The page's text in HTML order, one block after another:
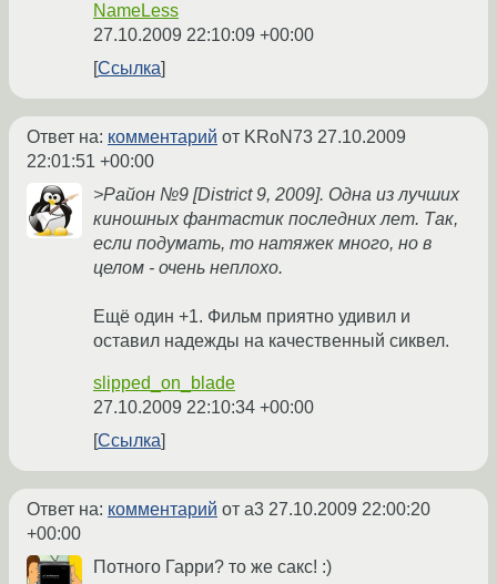
NameLess
27.10.2009 22:10:09 +00:00
Ссылка
Ответ на: комментарий от KRoN73 27.10.2009
22:01:51 +00:00
>Район №9 [District 9, 2009]. Одна из лучших
киношных фантастик последних лет. Так,
если подумать, то натяжек много, но в
целом - очень неплохо.
Ещё один +1. Фильм приятно удивил и
оставил надежды на качественный сиквел.
slipped_on_blade
27.10.2009 22:10:34 +00:00
Ссылка
Ответ на: комментарий от a3 27.10.2009 22:00:20
+00:00
Потного Гарри? то же сакс! :)